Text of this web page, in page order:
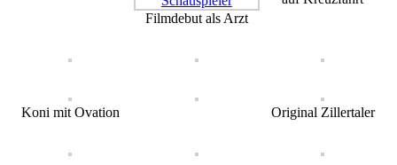
Filmdebut als Arzt
Koni mit Ovation Original Zillertaler